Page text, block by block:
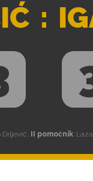
:
Drljević, II pomoćnik: